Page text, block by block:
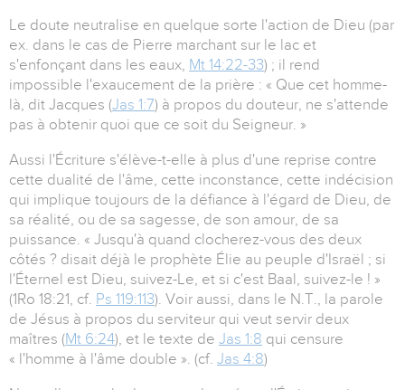
Le doute neutralise en quelque sorte l'action de Dieu (par
ex. dans le cas de Pierre marchant sur le lac et
s'enfonçant dans les eaux, Mt 14:22-33) ; il rend
impossible l'exaucement de la prière : « Que cet homme-
là, dit Jacques (Jas 1:7) à propos du douteur, ne s'attende
pas à obtenir quoi que ce soit du Seigneur. »
Aussi l'Écriture s'élève-t-elle à plus d'une reprise contre
cette dualité de l'âme, cette inconstance, cette indécision
qui implique toujours de la défiance à l'égard de Dieu, de
sa réalité, ou de sa sagesse, de son amour, de sa
puissance. « Jusqu'à quand clocherez-vous des deux
côtés ? disait déjà le prophète Élie au peuple d'Israël ; si
l'Éternel est Dieu, suivez-Le, et si c'est Baal, suivez-le ! »
(1Ro 18:21, cf. Ps 119:113). Voir aussi, dans le N.T., la parole
de Jésus à propos du serviteur qui veut servir deux
maîtres (Mt 6:24), et le texte de Jas 1:8 qui censure
« l'homme à l'âme double ». (cf. Jas 4:8)